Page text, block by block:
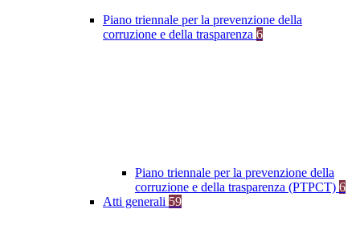
Piano triennale per la prevenzione della
corruzione e della trasparenza 6
Piano triennale per la prevenzione della
corruzione e della trasparenza (PTPCT) 6
Atti generali 59